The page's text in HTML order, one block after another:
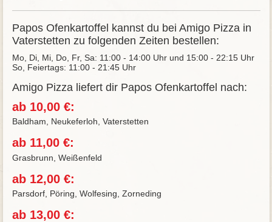
Papos Ofenkartoffel kannst du bei Amigo Pizza in
Vaterstetten zu folgenden Zeiten bestellen:
Mo, Di, Mi, Do, Fr, Sa: 11:00 - 14:00 Uhr und 15:00 - 22:15 Uhr
So, Feiertags: 11:00 - 21:45 Uhr
Amigo Pizza liefert dir Papos Ofenkartoffel nach:
ab 10,00 €:
Baldham, Neukeferloh, Vaterstetten
ab 11,00 €:
Grasbrunn, Weißenfeld
ab 12,00 €:
Parsdorf, Pöring, Wolfesing, Zorneding
ab 13,00 €: